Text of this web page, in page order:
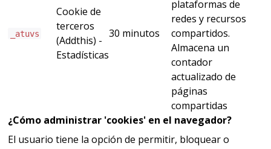
_atuvs
Cookie de
terceros
(Addthis) -
Estadísticas
30 minutos
plataformas de
redes y recursos
compartidos.
Almacena un
contador
actualizado de
páginas
compartidas
¿Cómo administrar 'cookies' en el navegador?
El usuario tiene la opción de permitir, bloquear o